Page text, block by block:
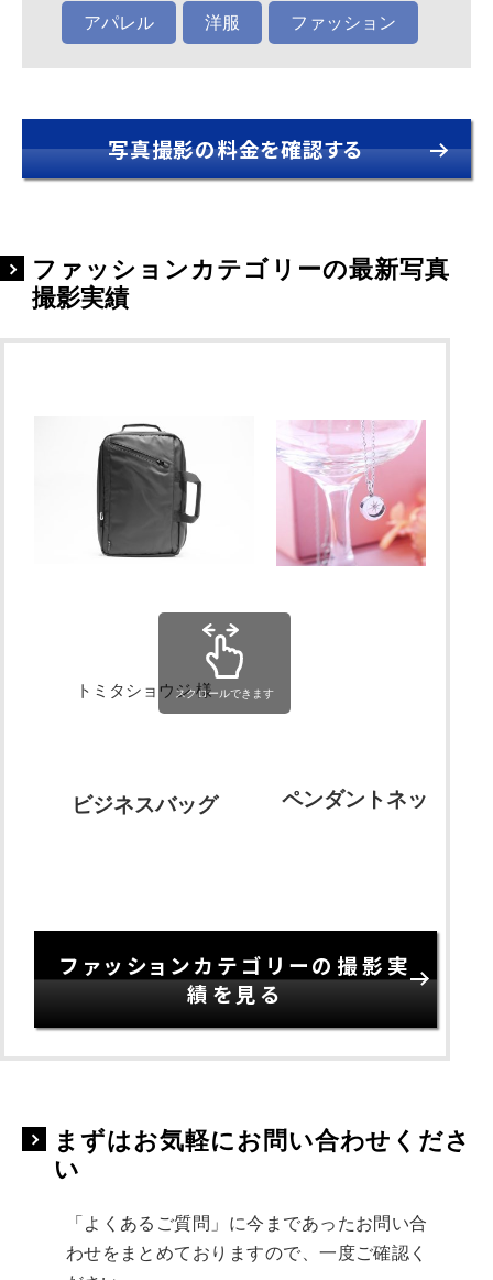
アパレル 洋服 ファッション
写真撮影の料金を確認する
ファッションカテゴリーの最新写真
撮影実績
トミタショウジ 様
ビジネスバッグ ペンダントネックレス
スクロールできます
ファッションカテゴリーの撮影実
績を見る
まずはお気軽にお問い合わせくださ
い
「よくあるご質問」に今まであったお問い合
わせをまとめておりますので、一度ご確認く